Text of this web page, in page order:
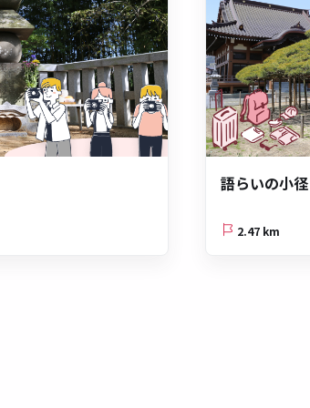
語らいの小径
2.47 km